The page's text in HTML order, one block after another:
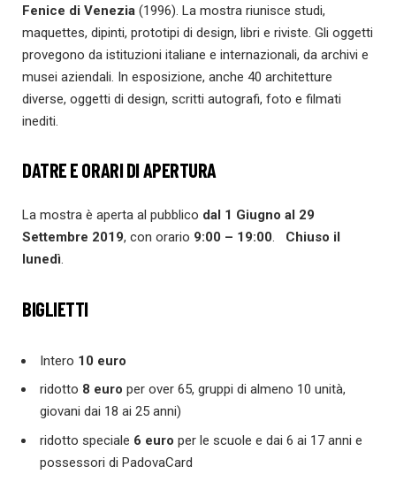
Fenice di Venezia (1996). La mostra riunisce studi,
maquettes, dipinti, prototipi di design, libri e riviste. Gli oggetti
provegono da istituzioni italiane e internazionali, da archivi e
musei aziendali. In esposizione, anche 40 architetture
diverse, oggetti di design, scritti autografi, foto e filmati
inediti.
DATRE E ORARI DI APERTURA
La mostra è aperta al pubblico dal 1 Giugno al 29
Settembre 2019, con orario 9:00 – 19:00. Chiuso il
lunedì.
BIGLIETTI
Intero 10 euro
ridotto 8 euro per over 65, gruppi di almeno 10 unità,
giovani dai 18 ai 25 anni)
ridotto speciale 6 euro per le scuole e dai 6 ai 17 anni e
possessori di PadovaCard